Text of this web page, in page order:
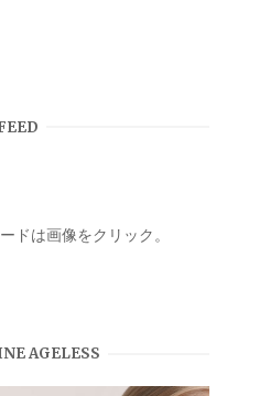
ドは画像をクリック。
AGELESS